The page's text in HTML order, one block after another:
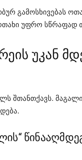
გამოსხივებას
უფრო სწრაფად
უკან
შთანთქავს.